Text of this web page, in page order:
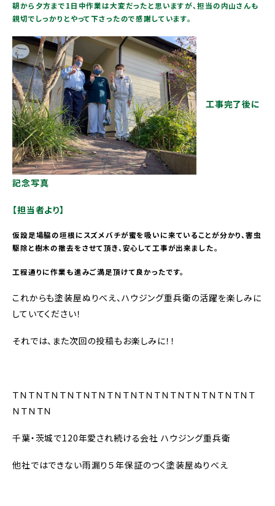
朝から夕方まで1日中作業は大変だったと思いますが、担当の内山さんも
親切でしっかりとやって下さったので感謝しています。
工事完了後に
記念写真
【担当者より】
仮設足場脇の垣根にスズメバチが蜜を吸いに来ていることが分かり、害虫
駆除と樹木の撤去をさせて頂き、安心して工事が出来ました。
工程通りに作業も進みご満足頂けて良かったです。
これからも塗装屋ぬりべえ、ハウジング重兵衛の活躍を楽しみに
していてください！
それでは、また次回の投稿もお楽しみに！！
ＴＮＴＮＴＮＴＮＴＮＴＮＴＮＴＮＴＮＴＮＴＮＴＮＴＮＴＮＴＮＴ
ＮＴＮＴＮ
千葉・茨城で120年愛され続ける会社 ハウジング重兵衛
他社ではできない雨漏り５年保証のつく塗装屋ぬりべえ